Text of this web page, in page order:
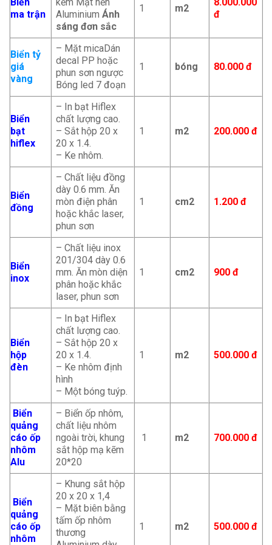
ma trận
AluminiumÁnh
sáng đơn sắc
1 m2
đ
Biển tỷ
giá
vàng
– Mặt micaDán
decal PP hoặc
phun sơn ngược
Bóng led 7 đoạn
1 bóng 80.000 đ
Biển
bạt
hiflex
– In bạt Hiflex
chất lượng cao.
– Sắt hộp 20 x
20 x 1.4.
– Ke nhôm.
1 m2 200.000 đ
Biển
đồng
– Chất liệu đồng
dày 0.6 mm. Ăn
mòn điện phân
hoặc khắc laser,
phun sơn
1 cm2 1.200 đ
Biển
inox
– Chất liệu inox
201/304 dày 0.6
mm. Ăn mòn diện
phân hoặc khắc
laser, phun sơn
1 cm2 900 đ
Biển
hộp
đèn
– In bạt Hiflex
chất lượng cao.
– Sắt hộp 20 x
20 x 1.4.
– Ke nhôm định
hình
– Một bóng tuýp.
1 m2 500.000 đ
Biển
quảng
cáo ốp
nhôm
Alu
– Biển ốp nhôm,
chất liệu nhôm
ngoài trời, khung
sắt hộp mạ kẽm
20*20
1 m2 700.000 đ
Biển
quảng
cáo ốp
nhôm
– Khung sắt hộp
20 x 20 x 1,4
– Mặt biên bằng
tấm ốp nhôm
thương
1 m2 500.000 đ